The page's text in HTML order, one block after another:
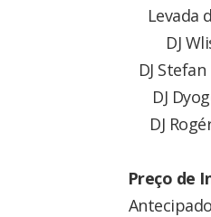
Levada
DJ
DJ
DJ
DJ
Preço de